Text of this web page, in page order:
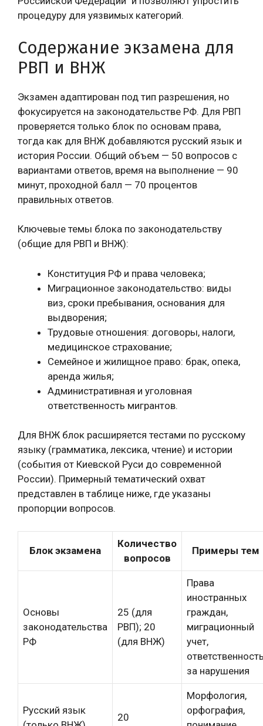
процедуру для уязвимых категорий.
Содержание экзамена для
РВП и ВНЖ
Экзамен адаптирован под тип разрешения, но
фокусируется на законодательстве РФ. Для РВП
проверяется только блок по основам права,
тогда как для ВНЖ добавляются русский язык и
история России. Общий объем — 50 вопросов с
вариантами ответов, время на выполнение — 90
минут, проходной балл — 70 процентов
правильных ответов.
Ключевые темы блока по законодательству
(общие для РВП и ВНЖ):
Конституция РФ и права человека;
Миграционное законодательство: виды
виз, сроки пребывания, основания для
выдворения;
Трудовые отношения: договоры, налоги,
медицинское страхование;
Семейное и жилищное право: брак, опека,
аренда жилья;
Административная и уголовная
ответственность мигрантов.
Для ВНЖ блок расширяется тестами по русскому
языку (грамматика, лексика, чтение) и истории
(события от Киевской Руси до современной
России). Примерный тематический охват
представлен в таблице ниже, где указаны
пропорции вопросов.
Блок экзамена
Количество
вопросов
Примеры тем
Основы
законодательства
РФ
25 (для
РВП); 20
(для ВНЖ)
Права
иностранных
граждан,
миграционный
учет,
за нарушения
Русский язык
20
Морфология,
орфография,